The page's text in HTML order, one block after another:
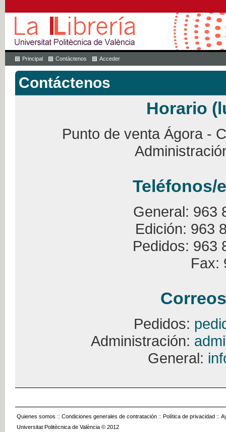
Principal Contáctenos Acceder
Contáctenos
Horario
Punto de venta Ágora -
Teléfonos/
General: 963
Edición: 963
Pedidos: 963
Fax:
Pedidos:
Administración:
General:
Quienes somos :: Condiciones generales de contratación :: Política de privacidad ::
Universitat Politècnica de València © 2012